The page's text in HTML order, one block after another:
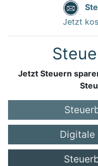
Jetzt
Jetzt Steuern
Digitale